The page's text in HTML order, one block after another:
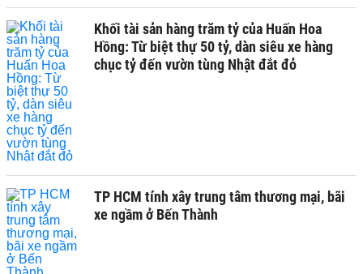
Khối tài sản hàng trăm tỷ của Huấn Hoa
Hồng: Từ biệt thự 50 tỷ, dàn siêu xe hàng
chục tỷ đến vườn tùng Nhật đắt đỏ
TP HCM tính xây trung tâm thương mại, bãi
xe ngầm ở Bến Thành